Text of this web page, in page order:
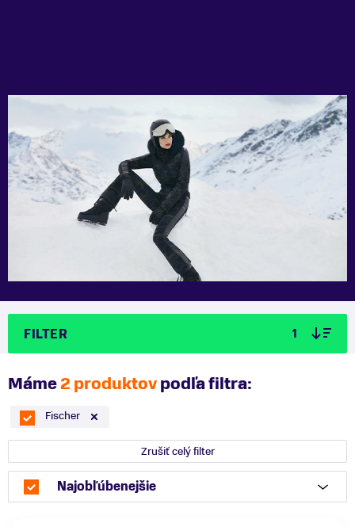
FILTER 1
Máme2 produktovpodľa filtra:
Fischer
Zrušiť celý filter
Najobľúbenejšie